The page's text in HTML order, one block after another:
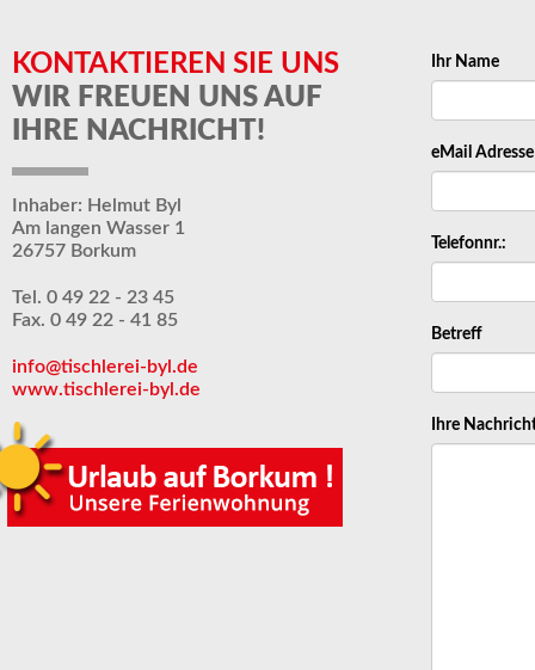
KONTAKTIEREN SIE UNS
WIR FREUEN UNS AUF
IHRE NACHRICHT!
Inhaber: Helmut Byl
Am langen Wasser 1
26757 Borkum
Tel. 0 49 22 - 23 45
Fax. 0 49 22 - 41 85
info@tischlerei-byl.de
www.tischlerei-byl.de
Ihr Name
eMail Adresse
Telefonnr.:
Betreff
Ihre